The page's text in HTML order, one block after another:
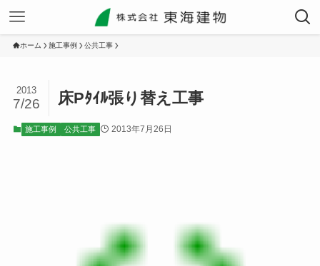
ホーム 施工事例 公共工事
床Pﾀｲﾙ張り替え工事
2013
7/26
施工事例 公共工事 2013年7月26日